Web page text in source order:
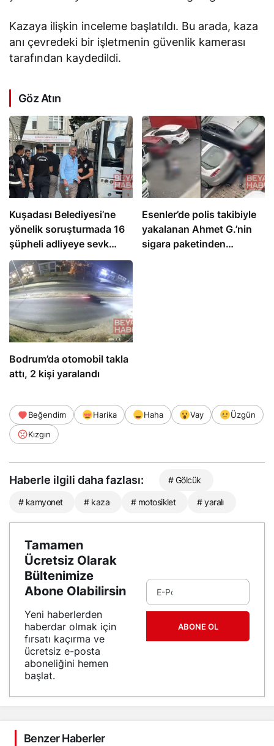
Kazaya ilişkin inceleme başlatıldı. Bu arada, kaza
anı çevredeki bir işletmenin güvenlik kamerası
tarafından kaydedildi.
Göz Atın
Kuşadası Belediyesi’ne
yönelik soruşturmada 16
şüpheli adliyeye sevk
edildi
Esenler’de polis takibiyle
yakalanan Ahmet G.’nin
sigara paketinden
Bodrum’da otomobil takla
attı, 2 kişi yaralandı
Beğendim Harika Haha Vay
Üzgün
Kızgın
Haberle ilgili daha fazlası: # Gölcük
# kamyonet # kaza # motosiklet # yaralı
Tamamen
Ücretsiz Olarak
Bültenimize
Abone Olabilirsin
Yeni haberlerden
haberdar olmak için
fırsatı kaçırma ve
ücretsiz e-posta
aboneliğini hemen
başlat.
ABONE OL
Benzer Haberler